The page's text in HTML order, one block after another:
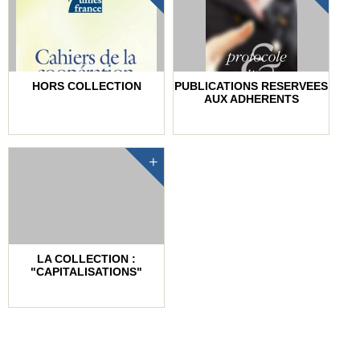
HORS COLLECTION
PUBLICATIONS RESERVEES
AUX ADHERENTS
LA COLLECTION :
"CAPITALISATIONS"